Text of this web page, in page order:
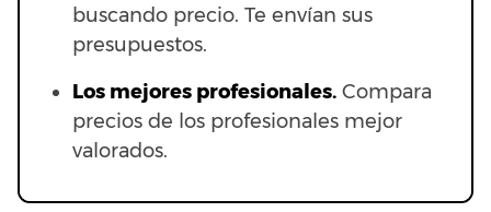
buscando precio. Te envían sus
presupuestos.
Los mejores profesionales. Compara
precios de los profesionales mejor
valorados.